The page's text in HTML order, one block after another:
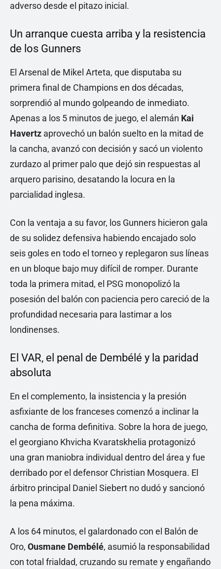
adverso desde el pitazo inicial.
Un arranque cuesta arriba y la resistencia
de los Gunners
El Arsenal de Mikel Arteta, que disputaba su
primera final de Champions en dos décadas,
sorprendió al mundo golpeando de inmediato.
Apenas a los 5 minutos de juego, el alemán Kai
Havertz aprovechó un balón suelto en la mitad de
la cancha, avanzó con decisión y sacó un violento
zurdazo al primer palo que dejó sin respuestas al
arquero parisino, desatando la locura en la
parcialidad inglesa.
Con la ventaja a su favor, los Gunners hicieron gala
de su solidez defensiva habiendo encajado solo
seis goles en todo el torneo y replegaron sus líneas
en un bloque bajo muy difícil de romper. Durante
toda la primera mitad, el PSG monopolizó la
posesión del balón con paciencia pero careció de la
profundidad necesaria para lastimar a los
londinenses.
El VAR, el penal de Dembélé y la paridad
absoluta
En el complemento, la insistencia y la presión
asfixiante de los franceses comenzó a inclinar la
cancha de forma definitiva. Sobre la hora de juego,
el georgiano Khvicha Kvaratskhelia protagonizó
una gran maniobra individual dentro del área y fue
derribado por el defensor Christian Mosquera. El
árbitro principal Daniel Siebert no dudó y sancionó
la pena máxima.
A los 64 minutos, el galardonado con el Balón de
Oro, Ousmane Dembélé, asumió la responsabilidad
con total frialdad, cruzando su remate y engañando